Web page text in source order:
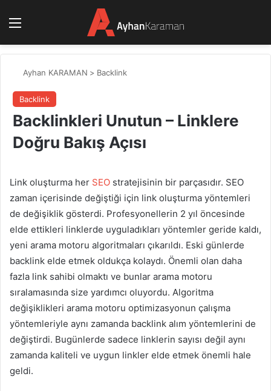
Ayhan KARAMAN > Backlink
Backlink
Backlinkleri Unutun – Linklere
Doğru Bakış Açısı
Link oluşturma her SEO stratejisinin bir parçasıdır. SEO
zaman içerisinde değiştiği için link oluşturma yöntemleri
de değişiklik gösterdi. Profesyonellerin 2 yıl öncesinde
elde ettikleri linklerde uyguladıkları yöntemler geride kaldı,
yeni arama motoru algoritmaları çıkarıldı. Eski günlerde
backlink elde etmek oldukça kolaydı. Önemli olan daha
fazla link sahibi olmaktı ve bunlar arama motoru
sıralamasında size yardımcı oluyordu. Algoritma
değişiklikleri arama motoru optimizasyonun çalışma
yöntemleriyle aynı zamanda backlink alım yöntemlerini de
değiştirdi. Bugünlerde sadece linklerin sayısı değil aynı
zamanda kaliteli ve uygun linkler elde etmek önemli hale
geldi.